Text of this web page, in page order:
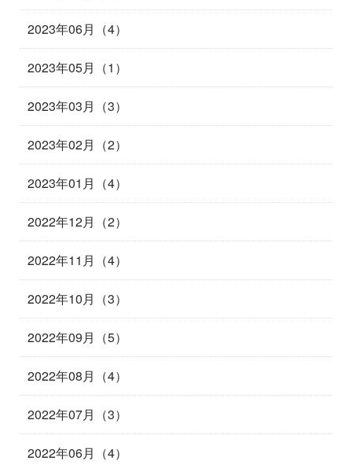
2023年06月（4）
2023年05月（1）
2023年03月（3）
2023年02月（2）
2023年01月（4）
2022年12月（2）
2022年11月（4）
2022年10月（3）
2022年09月（5）
2022年08月（4）
2022年07月（3）
2022年06月（4）